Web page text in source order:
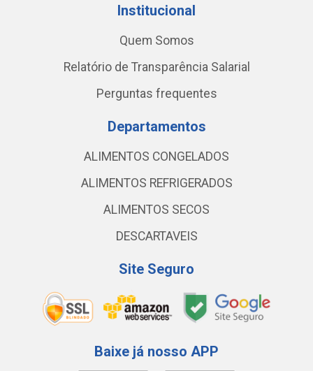
Institucional
Quem Somos
Relatório de Transparência Salarial
Perguntas frequentes
Departamentos
ALIMENTOS CONGELADOS
ALIMENTOS REFRIGERADOS
ALIMENTOS SECOS
DESCARTAVEIS
Site Seguro
Baixe já nosso APP